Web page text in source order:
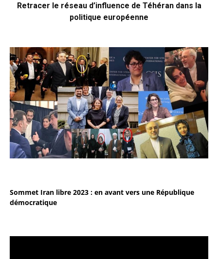
Retracer le réseau d’influence de Téhéran dans la
politique européenne
Sommet Iran libre 2023 : en avant vers une République
démocratique